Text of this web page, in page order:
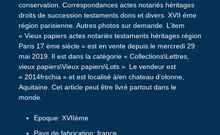
conservation. Correspondances actes notariés héritages
droits de succession testaments dons et divers. XVII éme
région parisienne. Autres photos sur demande. L’item
« Vieux papiers actes notariés testaments héritages région
Paris 17 éme siécle » est en vente depuis le mercredi 29
mai 2019. Il est dans la catégorie « Collections\Lettres,
vieux papiers\Vieux papiers\Lots ». Le vendeur est
« 2014frschia » et est localisé à/en chateau d’olonne,
Aquitaine. Cet article peut être livré partout dans le
monde.
Epoque: XVIIème
Pays de fabrication: france